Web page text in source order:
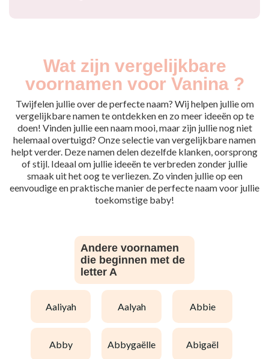
Wat zijn vergelijkbare
voornamen voor Vanina ?
Twijfelen jullie over de perfecte naam? Wij helpen jullie om
vergelijkbare namen te ontdekken en zo meer ideeën op te
doen! Vinden jullie een naam mooi, maar zijn jullie nog niet
helemaal overtuigd? Onze selectie van vergelijkbare namen
helpt verder. Deze namen delen dezelfde klanken, oorsprong
of stijl. Ideaal om jullie ideeën te verbreden zonder jullie
smaak uit het oog te verliezen. Zo vinden jullie op een
eenvoudige en praktische manier de perfecte naam voor jullie
toekomstige baby!
Andere voornamen
die beginnen met de
letter A
aaliyah aalyah abbie
abby abbygaëlle abigaël